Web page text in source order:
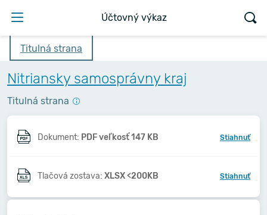
Účtovný výkaz
Titulná strana
Nitriansky samosprávny kraj
Titulná strana
Dokument: PDF veľkosť 147 KB Stiahnuť
Tlačová zostava: XLSX <200KB Stiahnuť